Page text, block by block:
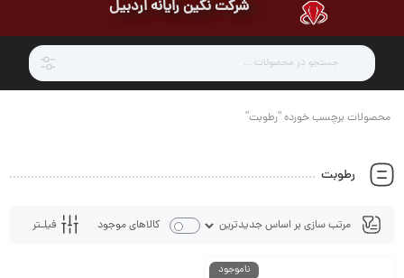
شرکت نگین رایانه اردبیل
محصولات برچسب خورده “رطوبت”
رطوبت
فیلـتر کالاهای موجود
ناموجود